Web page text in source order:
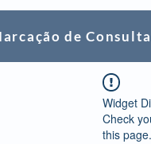
de Consulta
Widget
Check
this page.